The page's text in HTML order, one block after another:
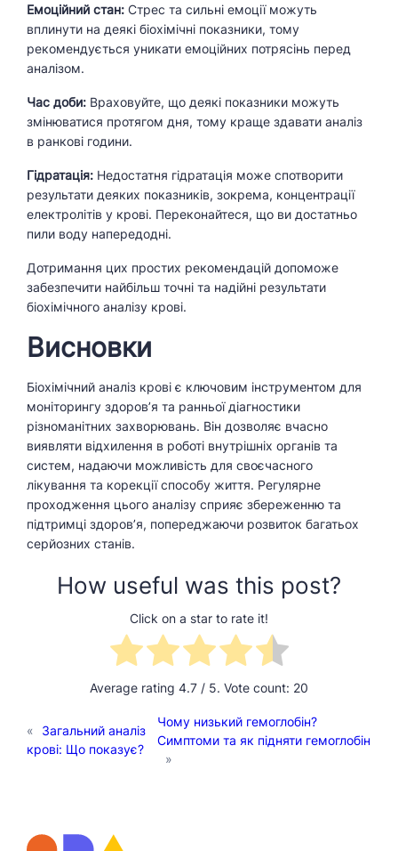
Емоційний стан: Стрес та сильні емоції можуть
вплинути на деякі біохімічні показники, тому
рекомендується уникати емоційних потрясінь перед
аналізом.
Час доби: Враховуйте, що деякі показники можуть
змінюватися протягом дня, тому краще здавати аналіз
в ранкові години.
Гідратація: Недостатня гідратація може спотворити
результати деяких показників, зокрема, концентрації
електролітів у крові. Переконайтеся, що ви достатньо
пили воду напередодні.
Дотримання цих простих рекомендацій допоможе
забезпечити найбільш точні та надійні результати
біохімічного аналізу крові.
Висновки
Біохімічний аналіз крові є ключовим інструментом для
моніторингу здоров’я та ранньої діагностики
різноманітних захворювань. Він дозволяє вчасно
виявляти відхилення в роботі внутрішніх органів та
систем, надаючи можливість для своєчасного
лікування та корекції способу життя. Регулярне
проходження цього аналізу сприяє збереженню та
підтримці здоров’я, попереджаючи розвиток багатьох
серйозних станів.
How useful was this post?
Click on a star to rate it!
Average rating 4.7 / 5. Vote count: 20
«
Загальний аналіз
крові: Що показує?
Чому низький гемоглобін?
Симптоми та як підняти гемоглобін
»